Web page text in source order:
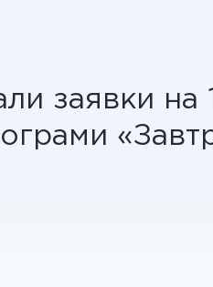
заявки